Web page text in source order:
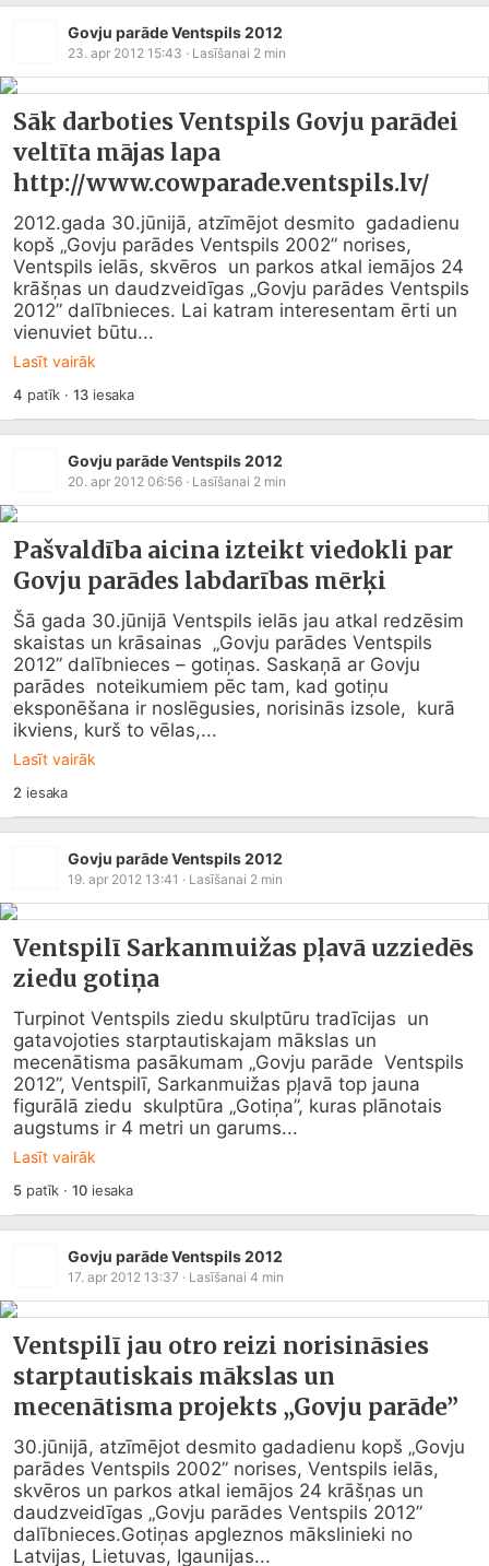
Govju parāde Ventspils 2012
23. apr 2012 15:43 · Lasīšanai 2 min
Sāk darboties Ventspils Govju parādei
veltīta mājas lapa
http://www.cowparade.ventspils.lv/
2012.gada 30.jūnijā, atzīmējot desmito  gadadienu
kopš „Govju parādes Ventspils 2002” norises,
Ventspils ielās, skvēros  un parkos atkal iemājos 24
krāšņas un daudzveidīgas „Govju parādes Ventspils
2012” dalībnieces. Lai katram interesentam ērti un
vienuviet būtu...
Lasīt vairāk
4 patīk ·13iesaka
Govju parāde Ventspils 2012
20. apr 2012 06:56 · Lasīšanai 2 min
Pašvaldība aicina izteikt viedokli par
Govju parādes labdarības mērķi
Šā gada 30.jūnijā Ventspils ielās jau atkal redzēsim
skaistas un krāsainas  „Govju parādes Ventspils
2012” dalībnieces – gotiņas. Saskaņā ar Govju
parādes  noteikumiem pēc tam, kad gotiņu
eksponēšana ir noslēgusies, norisinās izsole,  kurā
ikviens, kurš to vēlas,...
Lasīt vairāk
2 iesaka
Govju parāde Ventspils 2012
19. apr 2012 13:41 · Lasīšanai 2 min
Ventspilī Sarkanmuižas pļavā uzziedēs
ziedu gotiņa
Turpinot Ventspils ziedu skulptūru tradīcijas  un
gatavojoties starptautiskajam mākslas un
mecenātisma pasākumam „Govju parāde  Ventspils
2012”, Ventspilī, Sarkanmuižas pļavā top jauna
figurālā ziedu  skulptūra „Gotiņa”, kuras plānotais
augstums ir 4 metri un garums...
Lasīt vairāk
5patīk ·10iesaka
Govju parāde Ventspils 2012
17. apr 2012 13:37 · Lasīšanai 4 min
Ventspilī jau otro reizi norisināsies
starptautiskais mākslas un
mecenātisma projekts „Govju parāde”
30.jūnijā, atzīmējot desmito gadadienu kopš „Govju
parādes Ventspils 2002” norises, Ventspils ielās,
skvēros un parkos atkal iemājos 24 krāšņas un
daudzveidīgas „Govju parādes Ventspils 2012”
dalībnieces.Gotiņas apgleznos mākslinieki no
Latvijas, Lietuvas, Igaunijas...